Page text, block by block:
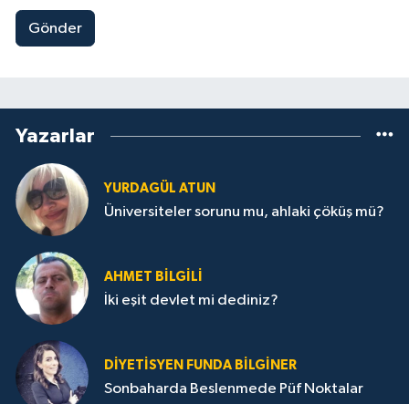
Gönder
Yazarlar
YURDAGÜL ATUN
Üniversiteler sorunu mu, ahlaki çöküş mü?
AHMET BILGILI
İki eşit devlet mi dediniz?
DIYETISYEN FUNDA BILGINER
Sonbaharda Beslenmede Püf Noktalar